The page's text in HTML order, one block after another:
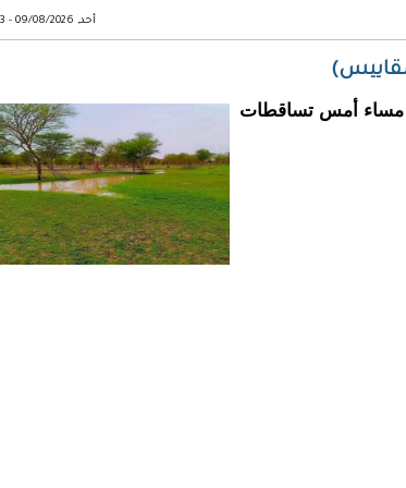
أحد, 09/08/2026 - 08:13
مساء أمس تساقطات